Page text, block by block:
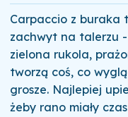
Carpaccio z buraka
zachwyt na talerzu
zielona rukola,
tworzą coś, co
grosze. Najlepiej
żeby rano miały